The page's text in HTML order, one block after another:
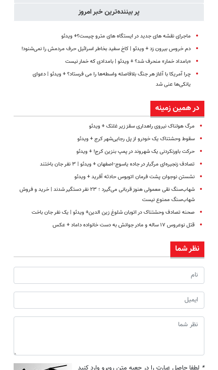
پر بیننده‌ترین خبر امروز
ماجرای نقشه های جدید در ایستگاه های مترو چیست؟+ ویدئو
دم خروس بیرون زد + ویدئو | کاخ سفید بخاطر اسرائیل حرف مردمش را نمی‌شنود!
«بامداد خمار» منحرف شد؟ + ویدئو | بامدادی که خمار نیست
چرا آمریکا با آغاز هر جنگ بلافاصله واسطه‌ها را می فرستاد؟ + ویدئو | دعوای
یانکی‌ها عنی شد
در همین زمینه
مرگ هولناک نیروی راهداری سقز زیر غلتک + ویدئو
سقوط وحشتناک یک خودرو از پل رجایی‌شهر کرج + ویدئو
حرکت باورنکردنی یک شهروند در پمپ بنزین کرج! + ویدئو
تصادف زنجیره‌ای مرگبار در جاده یاسوج-اصفهان + ویدئو | ۳ نفر جان باختند
نشستن نوجوان پشت فرمان اتوبوس حادثه آفرید + ویدئو
شهاب‌سنگ نقی معمولی هنوز قربانی می‌گیرد ؛ ۲۳ نفر دستگیر شدند | خرید و فروش
شهاب‌سنگ‌ ممنوع نیست
صحنه تصادف وحشتناک در اتوبان شلوغ زین‌ الدین+ ویدئو | یک نفر جان باخت
قتل نوعروس ۱۷ ساله و مادر جوانش به دست خانواده داماد + عکس
نظر شما
* لطفا حاصل عبارت را در جعبه متن روبرو وارد کنید